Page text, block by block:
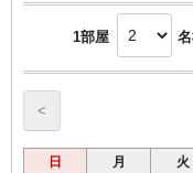
1部屋
<
日 月 火